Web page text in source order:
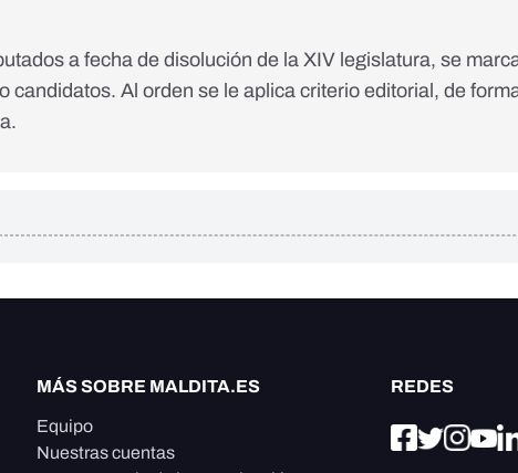
a fecha de disolución de la XIV legislatura, se
Al orden se le aplica criterio editorial, de
MÁS SOBRE MALDITA.ES
Equipo
Nuestras cuentas
REDES